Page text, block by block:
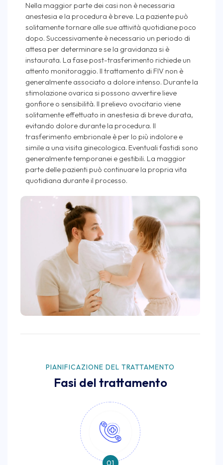
Nella maggior parte dei casi non è necessaria
anestesia e la procedura è breve. La paziente può
solitamente tornare alle sue attività quotidiane poco
dopo. Successivamente è necessario un periodo di
attesa per determinare se la gravidanza si è
instaurata. La fase post-trasferimento richiede un
attento monitoraggio. Il trattamento di FIV non è
generalmente associato a dolore intenso. Durante la
stimolazione ovarica si possono avvertire lieve
gonfiore o sensibilità. Il prelievo ovocitario viene
solitamente effettuato in anestesia di breve durata,
evitando dolore durante la procedura. Il
trasferimento embrionale è per lo più indolore e
simile a una visita ginecologica. Eventuali fastidi sono
generalmente temporanei e gestibili. La maggior
parte delle pazienti può continuare la propria vita
quotidiana durante il processo.
PIANIFICAZIONE DEL TRATTAMENTO
Fasi del trattamento
01